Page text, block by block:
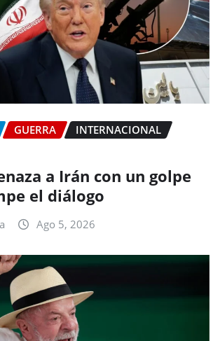
GUERRA
INTERNACIONAL
a Irán con un golpe
el diálogo
Ago 5, 2026